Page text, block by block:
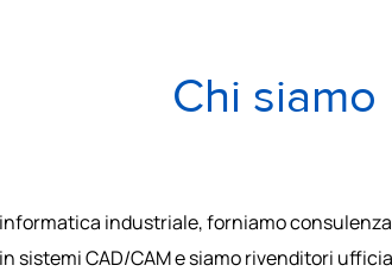
Chi siamo
industriale, forniamo
sistemi CAD/CAM e siamo rivenditori